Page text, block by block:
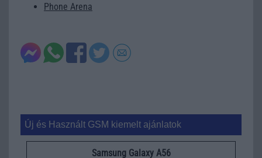
Phone Arena
Új és Használt GSM kiemelt ajánlatok
Samsung Galaxy A56